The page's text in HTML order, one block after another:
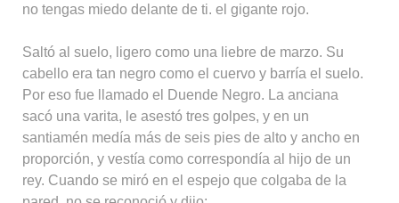
no tengas miedo delante de ti. el gigante rojo.
Saltó al suelo, ligero como una liebre de marzo. Su
cabello era tan negro como el cuervo y barría el suelo.
Por eso fue llamado el Duende Negro. La anciana
sacó una varita, le asestó tres golpes, y en un
santiamén medía más de seis pies de alto y ancho en
proporción, y vestía como correspondía al hijo de un
rey. Cuando se miró en el espejo que colgaba de la